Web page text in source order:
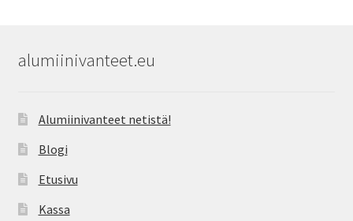
alumiinivanteet.eu
Alumiinivanteet netistä!
Blogi
Etusivu
Kassa